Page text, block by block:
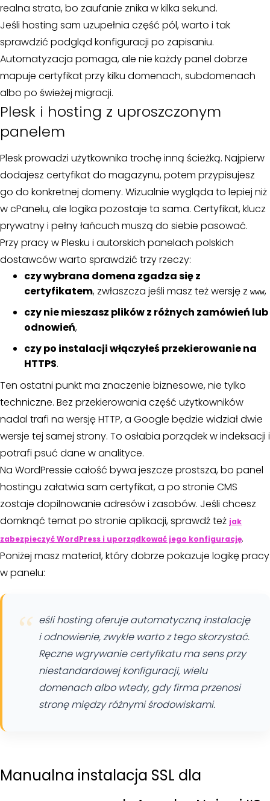
realna strata, bo zaufanie znika w kilka sekund.
Jeśli hosting sam uzupełnia część pól, warto i tak
sprawdzić podgląd konfiguracji po zapisaniu.
Automatyzacja pomaga, ale nie każdy panel dobrze
mapuje certyfikat przy kilku domenach, subdomenach
albo po świeżej migracji.
Plesk i hosting z uproszczonym
panelem
Plesk prowadzi użytkownika trochę inną ścieżką. Najpierw
dodajesz certyfikat do magazynu, potem przypisujesz
go do konkretnej domeny. Wizualnie wygląda to lepiej niż
w cPanelu, ale logika pozostaje ta sama. Certyfikat, klucz
prywatny i pełny łańcuch muszą do siebie pasować.
Przy pracy w Plesku i autorskich panelach polskich
dostawców warto sprawdzić trzy rzeczy:
czy wybrana domena zgadza się z
certyfikatem, zwłaszcza jeśli masz też wersję z www,
czy nie mieszasz plików z różnych zamówień lub
odnowień,
czy po instalacji włączyłeś przekierowanie na
HTTPS.
Ten ostatni punkt ma znaczenie biznesowe, nie tylko
techniczne. Bez przekierowania część użytkowników
nadal trafi na wersję HTTP, a Google będzie widział dwie
wersje tej samej strony. To osłabia porządek w indeksacji i
potrafi psuć dane w analityce.
Na WordPressie całość bywa jeszcze prostsza, bo panel
hostingu załatwia sam certyfikat, a po stronie CMS
zostaje dopilnowanie adresów i zasobów. Jeśli chcesz
domknąć temat po stronie aplikacji, sprawdź też jak
zabezpieczyć WordPress i uporządkować jego konfigurację.
Poniżej masz materiał, który dobrze pokazuje logikę pracy
w panelu:
eśli hosting oferuje automatyczną instalację
i odnowienie, zwykle warto z tego skorzystać.
Ręczne wgrywanie certyfikatu ma sens przy
niestandardowej konfiguracji, wielu
domenach albo wtedy, gdy firma przenosi
stronę między różnymi środowiskami.
Manualna instalacja SSL dla